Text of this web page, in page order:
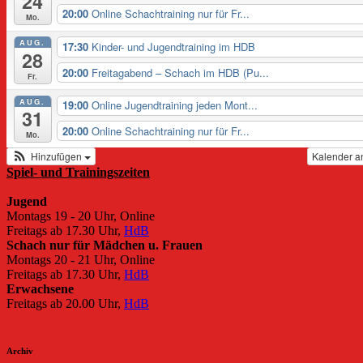
Mo.
20:00 Online Schachtraining nur für Fr...
AUG.
28
Fr.
17:30 Kinder- und Jugendtraining im HDB
20:00 Freitagabend – Schach im HDB (Pu...
AUG.
31
Mo.
19:00 Online Jugendtraining jeden Mont...
20:00 Online Schachtraining nur für Fr...
Kalender
Hinzufügen
Spiel- und Trainingszeiten
Jugend
Montags 19 - 20 Uhr, Online
Freitags ab 17.30 Uhr, HdB
Schach nur für Mädchen u. Frauen
Montags 20 - 21 Uhr, Online
Freitags ab 17.30 Uhr, HdB
Erwachsene
Freitags ab 20.00 Uhr, HdB
Archiv